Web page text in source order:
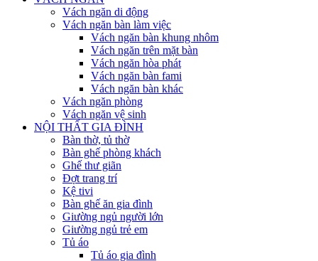
Vách ngăn di động
Vách ngăn bàn làm việc
Vách ngăn bàn khung nhôm
Vách ngăn trên mặt bàn
Vách ngăn hòa phát
Vách ngăn bàn fami
Vách ngăn bàn khác
Vách ngăn phòng
Vách ngăn vệ sinh
NỘI THẤT GIA ĐÌNH
Bàn thờ, tủ thờ
Bàn ghế phòng khách
Ghế thư giãn
Đợt trang trí
Kệ tivi
Bàn ghế ăn gia đình
Giường ngủ người lớn
Giường ngủ trẻ em
Tủ áo
Tủ áo gia đình